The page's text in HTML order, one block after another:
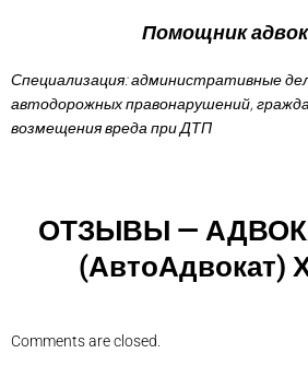
Помощник
Специализация: административные
автодорожных правонарушений,
возмещения вреда при ДТП
ОТЗЫВЫ —
(АвтоАдвокат)
Comments are closed.